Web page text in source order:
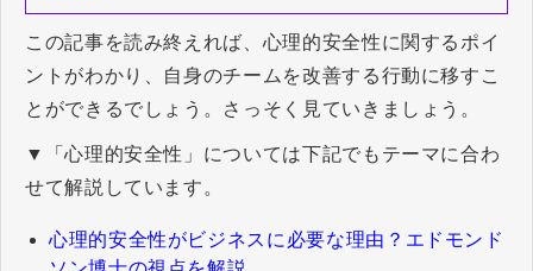
この記事を読み終えれば、心理的安全性に関するポイ
ントがわかり、自身のチームを改善する行動に移すこ
とができるでしょう。さっそく見ていきましょう。
▼「心理的安全性」については下記でもテーマに合わ
せて解説しています。
心理的安全性がビジネスに必要な理由？エドモンド